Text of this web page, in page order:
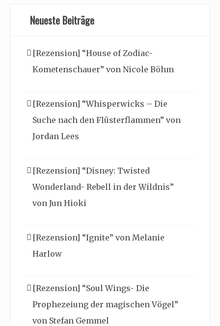
Neueste Beiträge
[Rezension] “House of Zodiac-
Kometenschauer” von Nicole Böhm
[Rezension] “Whisperwicks – Die
Suche nach den Flüsterflammen” von
Jordan Lees
[Rezension] “Disney: Twisted
Wonderland- Rebell in der Wildnis”
von Jun Hioki
[Rezension] “Ignite” von Melanie
Harlow
[Rezension] “Soul Wings- Die
Prophezeiung der magischen Vögel”
von Stefan Gemmel